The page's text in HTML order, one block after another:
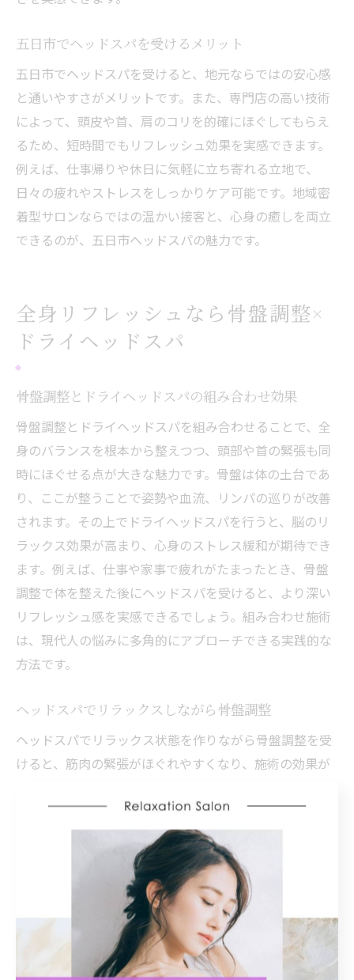
五日市でヘッドスパを受けるメリット
五日市でヘッドスパを受けると、地元ならではの安心感
と通いやすさがメリットです。また、専門店の高い技術
によって、頭皮や首、肩のコリを的確にほぐしてもらえ
るため、短時間でもリフレッシュ効果を実感できます。
例えば、仕事帰りや休日に気軽に立ち寄れる立地で、
日々の疲れやストレスをしっかりケア可能です。地域密
着型サロンならではの温かい接客と、心身の癒しを両立
できるのが、五日市ヘッドスパの魅力です。
全身リフレッシュなら骨盤調整×
ドライヘッドスパ
骨盤調整とドライヘッドスパの組み合わせ効果
骨盤調整とドライヘッドスパを組み合わせることで、全
身のバランスを根本から整えつつ、頭部や首の緊張も同
時にほぐせる点が大きな魅力です。骨盤は体の土台であ
り、ここが整うことで姿勢や血流、リンパの巡りが改善
されます。その上でドライヘッドスパを行うと、脳のリ
ラックス効果が高まり、心身のストレス緩和が期待でき
ます。例えば、仕事や家事で疲れがたまったとき、骨盤
調整で体を整えた後にヘッドスパを受けると、より深い
リフレッシュ感を実感できるでしょう。組み合わせ施術
は、現代人の悩みに多角的にアプローチできる実践的な
方法です。
ヘッドスパでリラックスしながら骨盤調整
ヘッドスパでリラックス状態を作りながら骨盤調整を受
けると、筋肉の緊張がほぐれやすくなり、施術の効果が
神経が整い、体が本来のバランスを取り戻しやすいから
です。例えば、ソフトなタッチで頭皮をほぐしながら骨
盤周りの筋肉にもアプローチすることで、無理なく姿勢
改善や疲労回復につなげることができます。こうした施
術は、ストレスを感じやすい方やリラックスを重視した
い方に特におすすめです。
スリープヘッドスパで睡眠の質を高める工夫